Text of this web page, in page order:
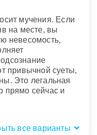
мучения. Если
на месте, вы
невесомость,
привычной суеты,
Это легальная
прямо сейчас и
все варианты